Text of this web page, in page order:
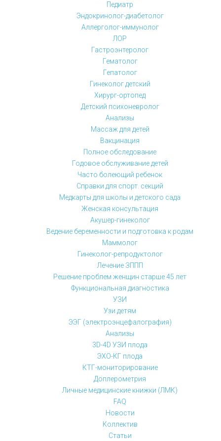
Педиатр
Эндокринолог-диабетолог
Аллерголог-иммунолог
ЛОР
Гастроэнтеролог
Гематолог
Гепатолог
Гинеколог детский
Хирург-ортопед
Детский психоневролог
Анализы
Массаж для детей
Вакцинация
Полное обследование
Годовое обслуживание детей
Часто болеющий ребенок
Справки для спорт. секций
Медкарты для школы и детского сада
Женская консультация
Акушер-гинеколог
Ведение беременности и подготовка к родам
Маммолог
Гинеколог-репродуктолог
Лечение ЗППП
Решение проблем женщин старше 45 лет
Функциональная диагностика
УЗИ
Узи детям
ЭЭГ (электроэнцефалография)
Анализы
3D-4D УЗИ плода
ЭХО-КГ плода
КТГ-мониторирование
Доплерометрия
Личные медицинские книжки (ЛМК)
FAQ
Новости
Коллектив
Статьи